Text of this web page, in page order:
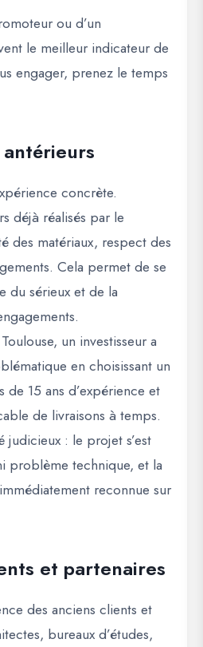
ou d’un
le meilleur indicateur de
engager, prenez le temps
concrète.
déjà réalisés par le
des matériaux, respect des
Cela permet de se
du sérieux et de la
un investisseur a
en choisissant un
15 ans d’expérience et
de livraisons à temps.
judicieux : le projet s’est
problème technique, et la
reconnue sur
et partenaires
des anciens clients et
bureaux d’études,